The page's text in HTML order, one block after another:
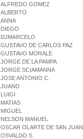
ALFREDO GOMEZ
ALBERTO
ANNA
DIEGO
DJMARCELO
GUSTAVO DE CARLOS PAZ
GUSTAVO MORALE
JORGE DE LA PAMPA
JORGE SCIAMANNA
JOSE ANTONIO C.
JUAND
LUIGI
MATIAS
MIGUEL
NELSON MANUEL
OSCAR OLARTE DE SAN JUAN
OSVALDO S.